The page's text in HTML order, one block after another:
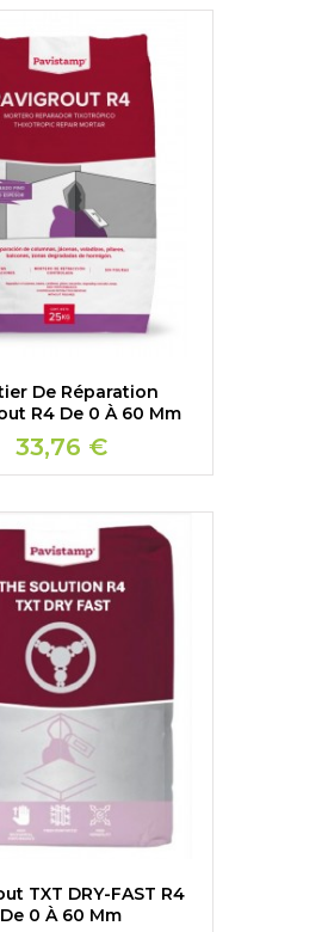
De Réparation
R4 De 0 À 60 Mm
33,76 €
TXT DRY-FAST R4
De 0 À 60 Mm